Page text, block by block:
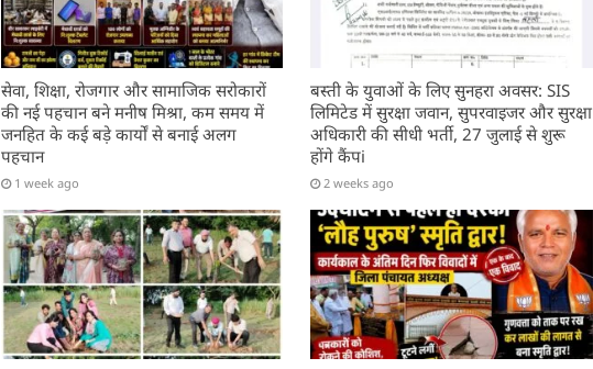
सेवा, शिक्षा, रोजगार और सामाजिक सरोकारों
की नई पहचान बने मनीष मिश्रा, कम समय में
जनहित के कई बड़े कार्यों से बनाई अलग
पहचान
1 week ago
बस्ती के युवाओं के लिए सुनहरा अवसर: SIS
लिमिटेड में सुरक्षा जवान, सुपरवाइजर और सुरक्षा
अधिकारी की सीधी भर्ती, 27 जुलाई से शुरू
होंगे कैंपi
2 weeks ago